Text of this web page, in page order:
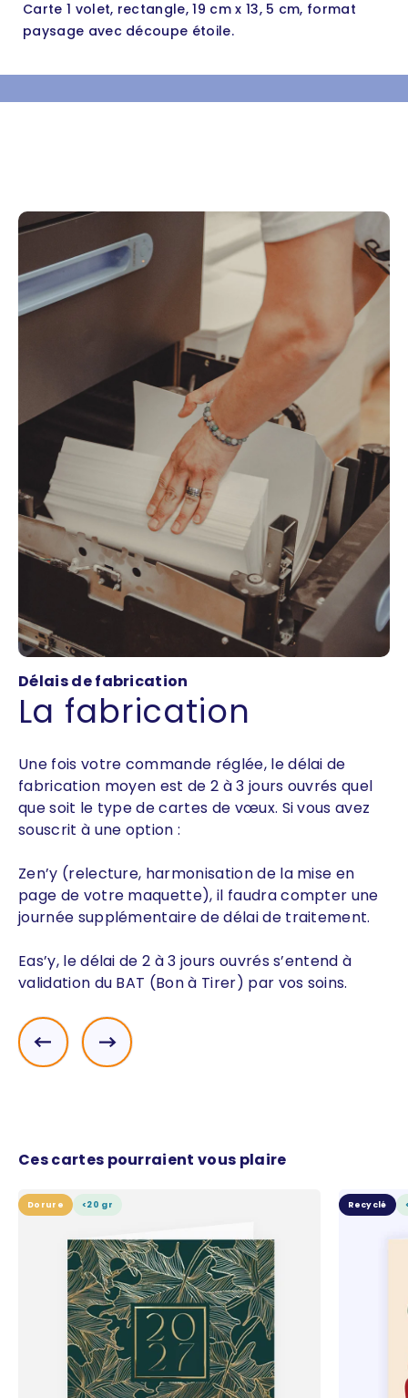
Carte 1 volet, rectangle, 19 cm x 13, 5 cm, format
paysage avec découpe étoile.
Délais de fabrication
La fabrication
Une fois votre commande réglée, le délai de
fabrication moyen est de 2 à 3 jours ouvrés quel
que soit le type de cartes de vœux. Si vous avez
souscrit à une option :
Zen’y (relecture, harmonisation de la mise en
page de votre maquette), il faudra compter une
journée supplémentaire de délai de traitement.
Eas’y, le délai de 2 à 3 jours ouvrés s’entend à
validation du BAT (Bon à Tirer) par vos soins.
PrécédentSuivant
Ces cartes pourraient vous plaire
Dorure <20 gr Recyclé